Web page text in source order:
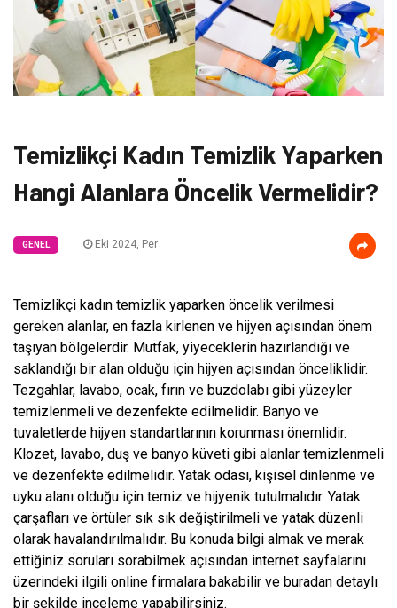
Temizlikçi Kadın Temizlik Yaparken
Hangi Alanlara Öncelik Vermelidir?
GENEL Eki 2024, Per
Temizlikçi kadın temizlik yaparken öncelik verilmesi
gereken alanlar, en fazla kirlenen ve hijyen açısından önem
taşıyan bölgelerdir. Mutfak, yiyeceklerin hazırlandığı ve
saklandığı bir alan olduğu için hijyen açısından önceliklidir.
Tezgahlar, lavabo, ocak, fırın ve buzdolabı gibi yüzeyler
temizlenmeli ve dezenfekte edilmelidir. Banyo ve
tuvaletlerde hijyen standartlarının korunması önemlidir.
Klozet, lavabo, duş ve banyo küveti gibi alanlar temizlenmeli
ve dezenfekte edilmelidir. Yatak odası, kişisel dinlenme ve
uyku alanı olduğu için temiz ve hijyenik tutulmalıdır. Yatak
çarşafları ve örtüler sık sık değiştirilmeli ve yatak düzenli
olarak havalandırılmalıdır. Bu konuda bilgi almak ve merak
ettiğiniz soruları sorabilmek açısından internet sayfalarını
üzerindeki ilgili online firmalara bakabilir ve buradan detaylı
bir şekilde inceleme yapabilirsiniz.